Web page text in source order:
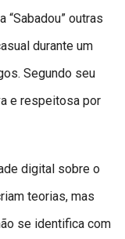
“Sabadou” outras
durante um
Segundo seu
e respeitosa por
digital sobre o
teorias, mas
se identifica com